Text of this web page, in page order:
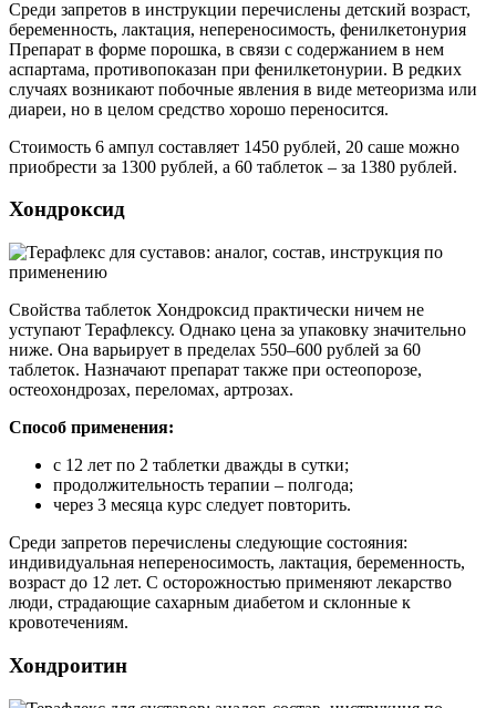
Среди запретов в инструкции перечислены детский возраст,
беременность, лактация, непереносимость, фенилкетонурия
Препарат в форме порошка, в связи с содержанием в нем
аспартама, противопоказан при фенилкетонурии. В редких
случаях возникают побочные явления в виде метеоризма или
диареи, но в целом средство хорошо переносится.
Стоимость 6 ампул составляет 1450 рублей, 20 саше можно
приобрести за 1300 рублей, а 60 таблеток – за 1380 рублей.
Хондроксид
Свойства таблеток Хондроксид практически ничем не
уступают Терафлексу. Однако цена за упаковку значительно
ниже. Она варьирует в пределах 550–600 рублей за 60
таблеток. Назначают препарат также при остеопорозе,
остеохондрозах, переломах, артрозах.
Способ применения:
с 12 лет по 2 таблетки дважды в сутки;
продолжительность терапии – полгода;
через 3 месяца курс следует повторить.
Среди запретов перечислены следующие состояния:
индивидуальная непереносимость, лактация, беременность,
возраст до 12 лет. С осторожностью применяют лекарство
люди, страдающие сахарным диабетом и склонные к
кровотечениям.
Хондроитин